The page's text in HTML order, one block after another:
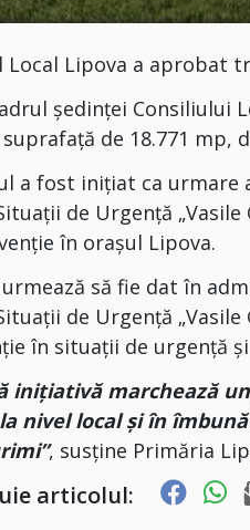
Local Lipova a aprobat
ședinței Consiliului
de 18.771
a fost inițiat ca
de Urgență
în orașul Lipova.
să fie dat în
de Urgență
în situații de urgență
inițiativă marchează
nivel local și în
, susține Primăria
articolul: